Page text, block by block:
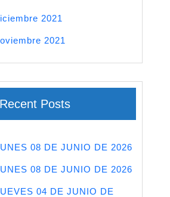
2021
2021
Recent Posts
08 DE JUNIO DE 2026
08 DE JUNIO DE 2026
04 DE JUNIO DE